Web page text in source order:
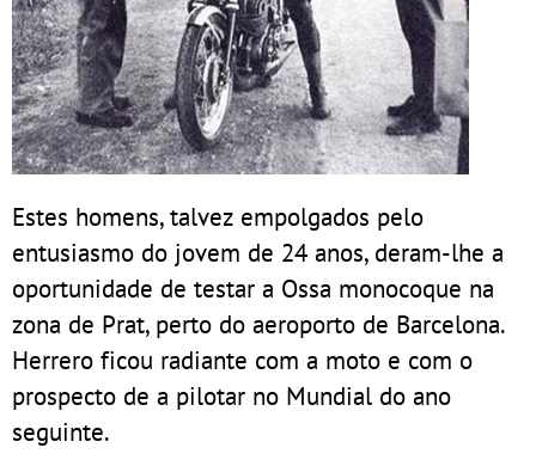
Estes homens, talvez empolgados pelo
entusiasmo do jovem de 24 anos, deram-lhe a
oportunidade de testar a Ossa monocoque na
zona de Prat, perto do aeroporto de Barcelona.
Herrero ficou radiante com a moto e com o
prospecto de a pilotar no Mundial do ano
seguinte.